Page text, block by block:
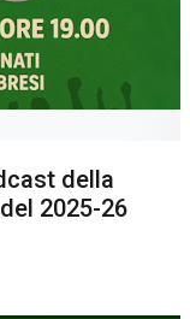
della
2025-26